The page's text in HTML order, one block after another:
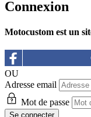
Connexion
Motocustom est un
OU
Adresse email
Mot de passe